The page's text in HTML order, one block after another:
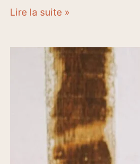
Lire la suite »